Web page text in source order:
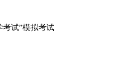
考试”模拟考试